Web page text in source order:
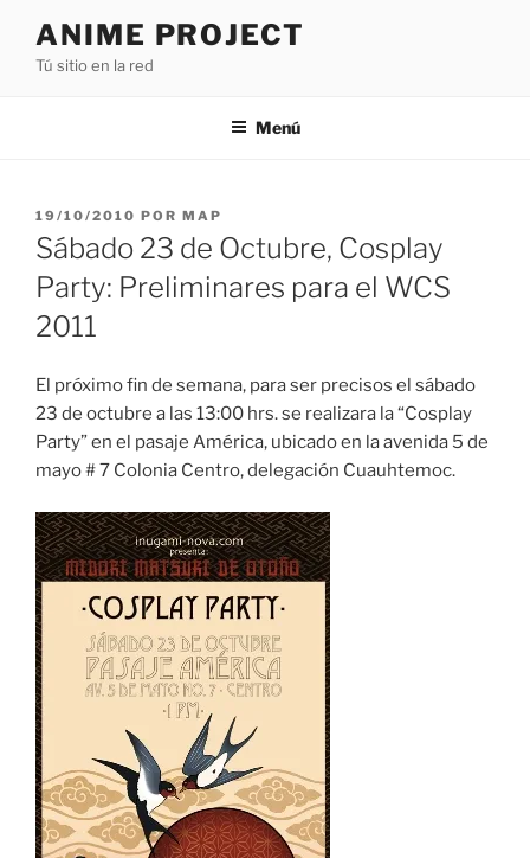
contenido
ANIME PROJECT
Tú sitio en la red
Menú
PUBLICADO
EL
19/10/2010 POR MAP
Sábado 23 de Octubre, Cosplay
Party: Preliminares para el WCS
2011
El próximo fin de semana, para ser precisos el sábado
23 de octubre a las 13:00 hrs. se realizara la “Cosplay
Party” en el pasaje América, ubicado en la avenida 5 de
mayo # 7 Colonia Centro, delegación Cuauhtemoc.